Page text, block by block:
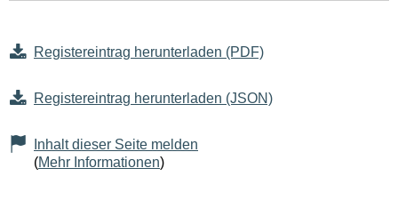
Registereintrag herunterladen (PDF)
Registereintrag herunterladen (JSON)
Inhalt dieser Seite melden
(Mehr Informationen)